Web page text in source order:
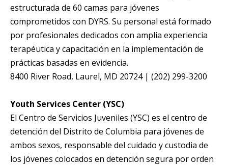
estructurada de 60 camas para jóvenes
comprometidos con DYRS. Su personal está formado
por profesionales dedicados con amplia experiencia
terapéutica y capacitación en la implementación de
prácticas basadas en evidencia.
8400 River Road, Laurel, MD 20724 | (202) 299-3200
Youth Services Center (YSC)
El Centro de Servicios Juveniles (YSC) es el centro de
detención del Distrito de Columbia para jóvenes de
ambos sexos, responsable del cuidado y custodia de
los jóvenes colocados en detención segura por orden